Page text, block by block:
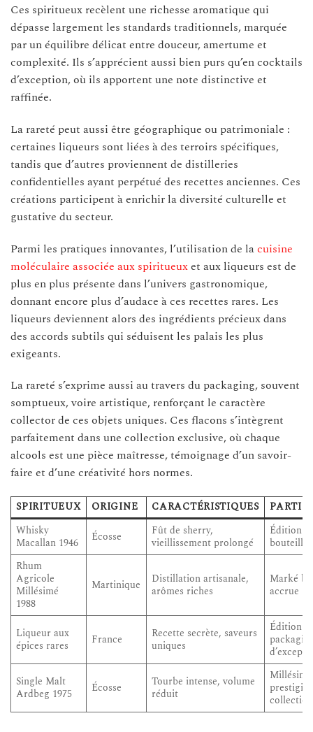
Ces spiritueux recèlent une richesse aromatique qui
dépasse largement les standards traditionnels, marquée
par un équilibre délicat entre douceur, amertume et
complexité. Ils s’apprécient aussi bien purs qu’en cocktails
d’exception, où ils apportent une note distinctive et
raffinée.
La rareté peut aussi être géographique ou patrimoniale :
certaines liqueurs sont liées à des terroirs spécifiques,
tandis que d’autres proviennent de distilleries
confidentielles ayant perpétué des recettes anciennes. Ces
créations participent à enrichir la diversité culturelle et
gustative du secteur.
Parmi les pratiques innovantes, l’utilisation de lacuisine
moléculaire associée aux spiritueuxet aux liqueurs est de
plus en plus présente dans l’univers gastronomique,
donnant encore plus d’audace à ces recettes rares. Les
liqueurs deviennent alors des ingrédients précieux dans
des accords subtils qui séduisent les palais les plus
exigeants.
La rareté s’exprime aussi au travers du packaging, souvent
somptueux, voire artistique, renforçant le caractère
collector de ces objets uniques. Ces flacons s’intègrent
parfaitement dans une collection exclusive, où chaque
alcools est une pièce maîtresse, témoignage d’un savoir-
faire et d’une créativité hors normes.
SPIRITUEUX ORIGINE CARACTÉRISTIQUES
Whisky
Macallan 1946
Écosse
Fût de sherry,
vieillissement prolongé
Édition
bouteille
Rhum
Agricole
Millésimé
1988
Martinique
Distillation artisanale,
arômes riches
Marké
accrue
Liqueur aux
épices rares
France
Recette secrète, saveurs
uniques
Édition
Single Malt
Ardbeg 1975
Écosse
Tourbe intense, volume
réduit
Millésime